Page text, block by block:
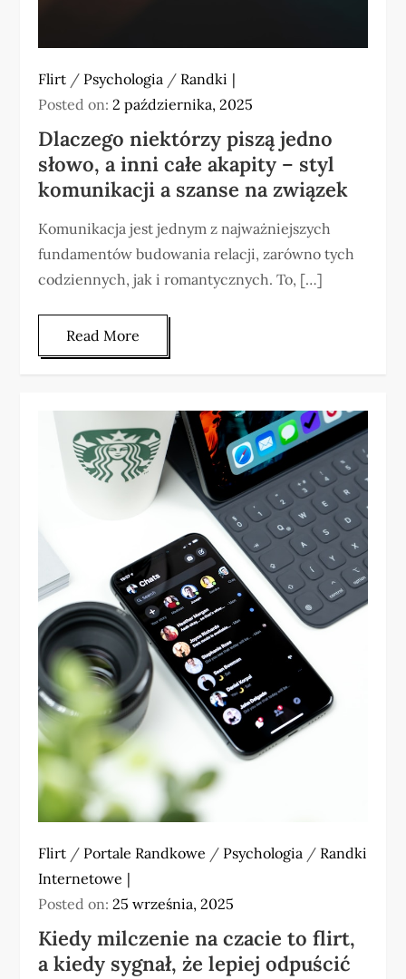
Flirt / Psychologia / Randki
Posted on:2 października, 2025
Dlaczego niektórzy piszą jedno
słowo, a inni całe akapity – styl
komunikacji a szanse na związek
Komunikacja jest jednym z najważniejszych
fundamentów budowania relacji, zarówno tych
codziennych, jak i romantycznych. To, […]
Read More
Flirt / Portale Randkowe / Psychologia / Randki
Internetowe
Posted on:25 września, 2025
Kiedy milczenie na czacie to flirt,
a kiedy sygnał, że lepiej odpuścić